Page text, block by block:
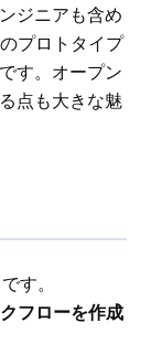
ジニアも含め
プロトタイプ
す。オープン
点も大きな魅
す。
フローを作成